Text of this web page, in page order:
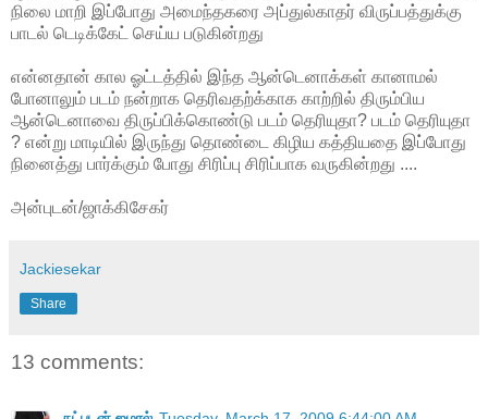
நிலை மாறி இப்போது அமைந்தகரை அப்துல்காதர் விருப்பத்துக்கு
பாடல் டெடிக்கேட் செய்ய படுகின்றது
என்னதான் கால ஓட்டத்தில் இந்த ஆன்டெனாக்கள் கானாமல்
போனாலும் படம் நன்றாக தெரிவதற்க்காக காற்றில் திரும்பிய
ஆன்டெனாவை திருப்பிக்கொண்டு படம் தெரியுதா? படம் தெரியுதா
? என்று மாடியில் இருந்து தொண்டை கிழிய கத்தியதை இப்போது
நினைத்து பார்க்கும் போது சிரிப்பு சிரிப்பாக வருகின்றது ....
அன்புடன்/ஜாக்கிசேகர்
Jackiesekar
Share
13 comments: